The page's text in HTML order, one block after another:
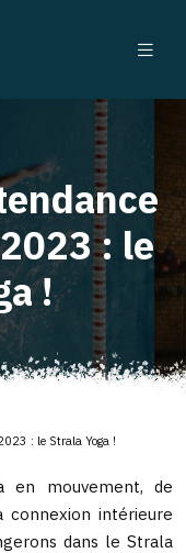
: le
!
: le Strala Yoga !
en mouvement, de
connexion intérieure
dans le Strala